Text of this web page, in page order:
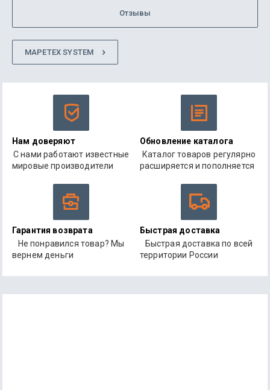
Отзывы
MAPETEX SYSTEM
Нам доверяют
С нами работают известные
мировые производители
Обновление каталога
Каталог товаров регулярно
расширяется и пополняется
Гарантия возврата
Не понравился товар? Мы
вернем деньги
Быстрая доставка
Быстрая доставка по всей
территории России